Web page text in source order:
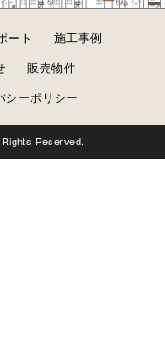
ート
施工事例
販売物件
シーポリシー
Reserved.